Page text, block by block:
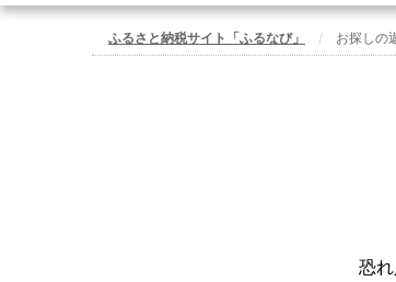
ふるさと納税サイト「ふるなび」 お探しの
恐